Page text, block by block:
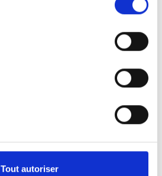
Tout autoriser